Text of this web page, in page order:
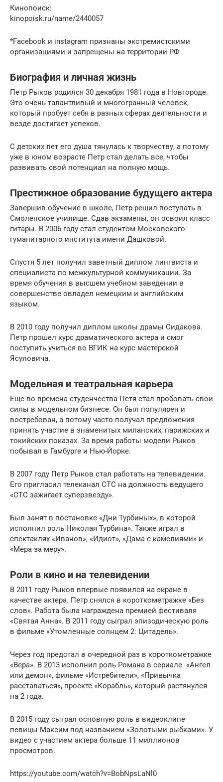
Кинопоиск:
kinopoisk.ru/name/2440057
*Facebook и instagram признаны экстремистскими
организациями и запрещены на территории РФ
Биография и личная жизнь
Петр Рыков родился 30 декабря 1981 года в Новгороде.
Это очень талантливый и многогранный человек,
который пробует себя в разных сферах деятельности и
везде достигает успехов.
С детских лет его душа тянулась к творчеству, а потому
уже в юном возрасте Петр стал делать все, чтобы
развивать свой потенциал на полную мощь.
Престижное образование будущего актера
Завершив обучение в школе, Петр решил поступать в
Смоленское училище. Сдав экзамены, он освоил класс
гитары. В 2006 году стал студентом Московского
гуманитарного института имени Дашковой.
Спустя 5 лет получил заветный диплом лингвиста и
специалиста по межкультурной коммуникации. За
время обучения в высшем учебном заведении в
совершенстве овладел немецким и английским
языком.
В 2010 году получил диплом школы драмы Сидакова.
Петр прошел курс драматического актера и смог
поступить учиться во ВГИК на курс мастерской
Ясуловича.
Модельная и театральная карьера
Еще во времена студенчества Петя стал пробовать свои
силы в модельном бизнесе. Он был популярен и
востребован, а потому часто получал предложения
принять участие в знаменитых миланских, парижских и
токийских показах. За время работы модели Рыков
побывал в Гамбурге и Нью-Йорке.
В 2007 году Петр Рыков стал работать на телевидении.
Его пригласил телеканал СТС на должность ведущего
«СТС зажигает суперзвезду».
Был занят в постановке «Дни Турбиных», в которой
исполнил роль Николая Турбина». Также играл в
спектаклях «Иванов», «Идиот», «Дама с камелиями» и
«Мера за меру».
Роли в кино и на телевидении
В 2011 году Рыков впервые появился на экране в
качестве актера. Петр снялся в короткометражке «Без
слов». Работа была награждена премией фестиваля
«Святая Анна». В 2011 году сыграл эпизодическую роль
в фильме «Утомленные солнцем 2: Цитадель».
Через год предстал в очередной раз в короткометражке
«Вера». В 2013 исполнил роль Романа в сериале «Ангел
или демон», фильме «Истребители», «Привычка
расставаться», проекте «Корабль», который растянулся
на 2 года.
В 2015 году сыграл основную роль в видеоклипе
певицы Максим под названием «Золотыми рыбками». У
видео с участием актера больше 11 миллионов
просмотров.
https://youtube.com/watch?v=BobNpsLaNl0